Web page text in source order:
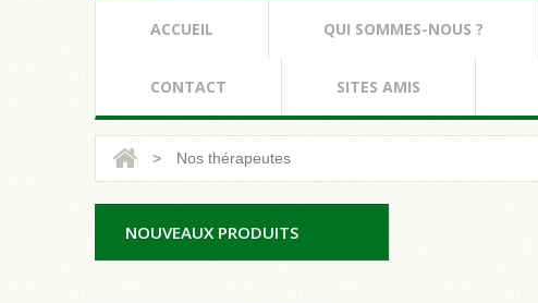
ACCUEIL QUI SOMMES-NOUS ?
CONTACT SITES AMIS
> Nos thérapeutes
NOUVEAUX PRODUITS